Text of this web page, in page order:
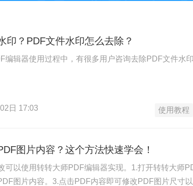
印？PDF文件水印怎么去除？
编辑器使用过程中，有很多用户咨询去除PDF文件水
日 17:03 使用教程
图片内容？这个方法快速学会！
可以使用转转大师PDF编辑器实现。1.打开转转大师
图片内容。3.点击PDF内容即可修改PDF图片尺寸以